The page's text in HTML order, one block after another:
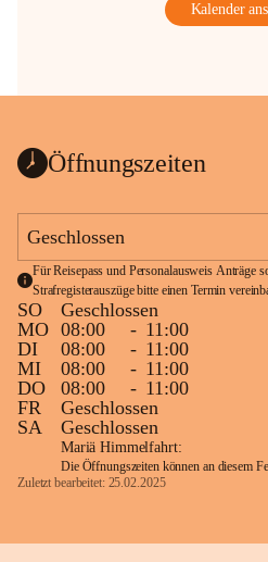
Kalender
Öffnungszeiten
Geschlossen
Für Reisepass und Personalausweis Anträge
Strafregisterauszüge bitte einen Termin
SO
Geschlossen
MO 08:00 - 11:00
DI
08:00 - 11:00
MI
08:00 - 11:00
DO
08:00 - 11:00
FR
Geschlossen
SA
Geschlossen
Mariä Himmelfahrt:
Die Öffnungszeiten können an diesem
Zuletzt bearbeitet: 25.02.2025